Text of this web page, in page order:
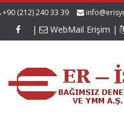
+90 (212) 240 33 39
| WebMail Erişim |